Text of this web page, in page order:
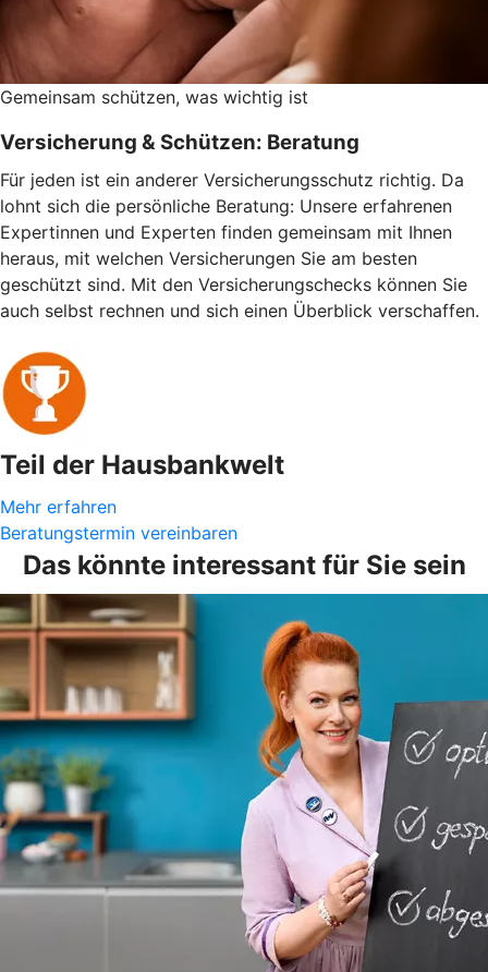
Gemeinsam schützen, was wichtig ist
Versicherung & Schützen: Beratung
Für jeden ist ein anderer Versicherungsschutz richtig. Da
lohnt sich die persönliche Beratung: Unsere erfahrenen
Expertinnen und Experten finden gemeinsam mit Ihnen
heraus, mit welchen Versicherungen Sie am besten
geschützt sind. Mit den Versicherungschecks können Sie
auch selbst rechnen und sich einen Überblick verschaffen.
Teil der Hausbankwelt
Mehr erfahren
Beratungstermin vereinbaren
Das könnte interessant für Sie sein